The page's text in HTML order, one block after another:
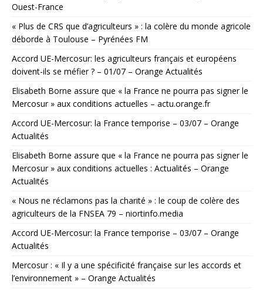
Ouest-France
« Plus de CRS que d’agriculteurs » : la colère du monde agricole
déborde à Toulouse – Pyrénées FM
Accord UE-Mercosur: les agriculteurs français et européens
doivent-ils se méfier ? – 01/07 – Orange Actualités
Elisabeth Borne assure que « la France ne pourra pas signer le
Mercosur » aux conditions actuelles – actu.orange.fr
Accord UE-Mercosur: la France temporise – 03/07 – Orange
Actualités
Elisabeth Borne assure que « la France ne pourra pas signer le
Mercosur » aux conditions actuelles : Actualités – Orange
Actualités
« Nous ne réclamons pas la charité » : le coup de colère des
agriculteurs de la FNSEA 79 – niortinfo.media
Accord UE-Mercosur: la France temporise – 03/07 – Orange
Actualités
Mercosur : « Il y a une spécificité française sur les accords et
l’environnement » – Orange Actualités